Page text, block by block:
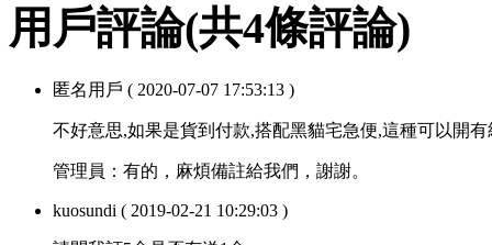
用戶評論(共4條評論)
匿名用戶 ( 2020-07-07 17:53:13 )
不好意思,如果是貨到付款,搭配黑貓宅急便,這種可以開
管理員： 有的，麻煩備註給我們，謝謝。
kuosundi ( 2019-02-21 10:29:03 )